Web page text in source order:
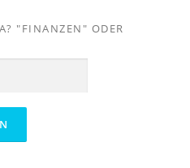
"FINANZEN" ODER